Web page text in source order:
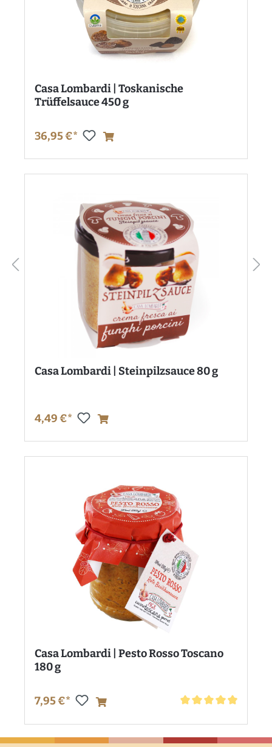
Casa Lombardi | Toskanische
Trüffelsauce 450 g
36,95 €*
Casa Lombardi | Steinpilzsauce 80 g
4,49 €*
Casa Lombardi | Pesto Rosso Toscano
180 g
7,95 €*